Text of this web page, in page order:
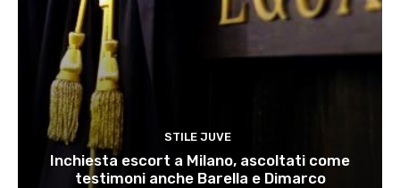
STILE JUVE
Inchiesta escort a Milano, ascoltati come
testimoni anche Barella e Dimarco